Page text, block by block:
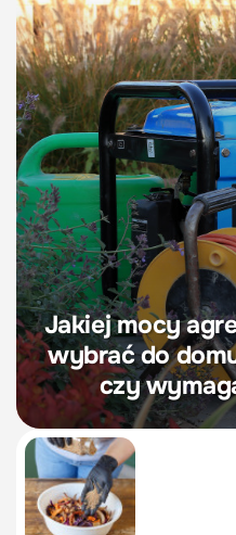
Jakiej mocy
wybrać do
czy